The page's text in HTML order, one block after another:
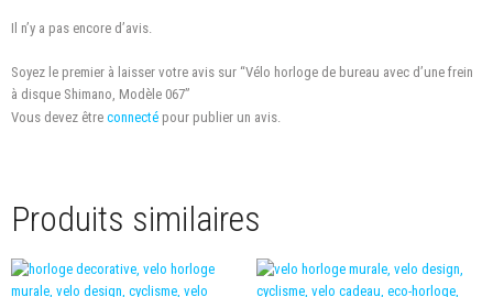
Il n’y a pas encore d’avis.
Soyez le premier à laisser votre avis sur “Vélo horloge de bureau avec d’une frein
à disque Shimano, Modèle 067”
Vous devez être connecté pour publier un avis.
Produits similaires